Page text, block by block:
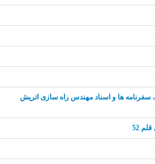
ها و اسناد مهندس راه سازی اتریش
52